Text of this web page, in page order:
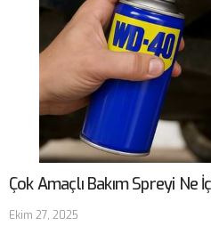
Çok Amaçlı Bakım Spreyi Ne
Ekim 27, 2025